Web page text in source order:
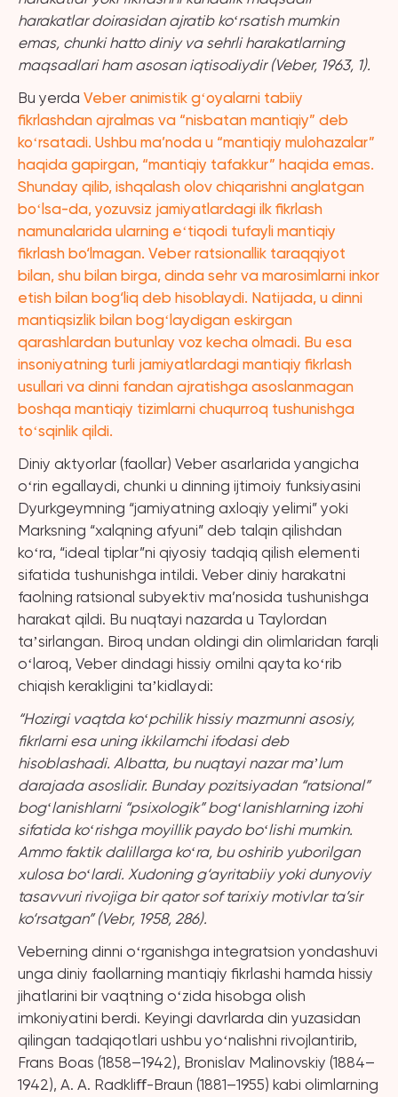
harakatlar doirasidan ajratib koʻrsatish mumkin
emas, chunki hatto diniy va sehrli harakatlarning
maqsadlari ham asosan iqtisodiydir (Veber, 1963, 1).
Bu yerda Veber animistik gʻoyalarni tabiiy
fikrlashdan ajralmas va “nisbatan mantiqiy” deb
koʻrsatadi. Ushbu ma’noda u “mantiqiy mulohazalar”
haqida gapirgan, “mantiqiy tafakkur” haqida emas.
Shunday qilib, ishqalash olov chiqarishni anglatgan
boʻlsa-da, yozuvsiz jamiyatlardagi ilk fikrlash
namunalarida ularning eʻtiqodi tufayli mantiqiy
fikrlash bo‘lmagan. Veber ratsionallik taraqqiyot
bilan, shu bilan birga, dinda sehr va marosimlarni inkor
etish bilan bog‘liq deb hisoblaydi. Natijada, u dinni
mantiqsizlik bilan bogʻlaydigan eskirgan
qarashlardan butunlay voz kecha olmadi. Bu esa
insoniyatning turli jamiyatlardagi mantiqiy fikrlash
usullari va dinni fandan ajratishga asoslanmagan
boshqa mantiqiy tizimlarni chuqurroq tushunishga
toʻsqinlik qildi.
Diniy aktyorlar (faollar) Veber asarlarida yangicha
oʻrin egallaydi, chunki u dinning ijtimoiy funksiyasini
Dyurkgeymning “jamiyatning axloqiy yelimi” yoki
Marksning “xalqning afyuni” deb talqin qilishdan
koʻra, “ideal tiplar”ni qiyosiy tadqiq qilish elementi
sifatida tushunishga intildi. Veber diniy harakatni
faolning ratsional subyektiv ma’nosida tushunishga
harakat qildi. Bu nuqtayi nazarda u Taylordan
taʼsirlangan. Biroq undan oldingi din olimlaridan farqli
oʻlaroq, Veber dindagi hissiy omilni qayta koʻrib
chiqish kerakligini taʼkidlaydi:
“Hozirgi vaqtda koʻpchilik hissiy mazmunni asosiy,
fikrlarni esa uning ikkilamchi ifodasi deb
hisoblashadi. Albatta, bu nuqtayi nazar maʼlum
darajada asoslidir. Bunday pozitsiyadan “ratsional”
bogʻlanishlarni “psixologik” bogʻlanishlarning izohi
sifatida koʻrishga moyillik paydo boʻlishi mumkin.
Ammo faktik dalillarga koʻra, bu oshirib yuborilgan
xulosa boʻlardi. Xudoning g‘ayritabiiy yoki dunyoviy
tasavvuri rivojiga bir qator sof tarixiy motivlar ta’sir
ko‘rsatgan” (Vebr, 1958, 286).
Veberning dinni oʻrganishga integratsion yondashuvi
unga diniy faollarning mantiqiy fikrlashi hamda hissiy
jihatlarini bir vaqtning oʻzida hisobga olish
imkoniyatini berdi. Keyingi davrlarda din yuzasidan
qilingan tadqiqotlari ushbu yoʻnalishni rivojlantirib,
Frans Boas (1858–1942), Bronislav Malinovskiy (1884–
1942), A. A. Radkliﬀ-Braun (1881–1955) kabi olimlarning